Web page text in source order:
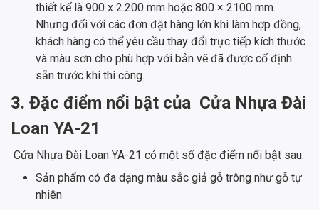
thiết kế là 900 x 2.200 mm hoặc 800 × 2100 mm.
Nhưng đối với các đơn đặt hàng lớn khi làm hợp đồng,
khách hàng có thể yêu cầu thay đổi trực tiếp kích thước
và màu sơn cho phù hợp với bản vẽ đã được cố định
sẵn trước khi thi công.
3. Đặc điểm nổi bật của Cửa Nhựa Đài
Loan YA-21
Cửa Nhựa Đài Loan YA-21 có một số đặc điểm nổi bật sau:
Sản phẩm có đa dạng màu sắc giả gỗ trông như gỗ tự
nhiên